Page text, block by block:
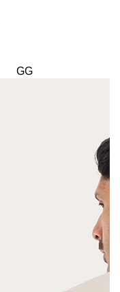
GG